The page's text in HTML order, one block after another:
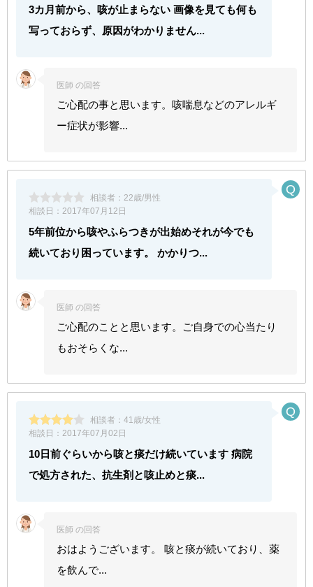
3カ月前から、咳が止まらない 画像を見ても何も
写っておらず、原因がわかりません...
医師 の回答
ご心配の事と思います。咳喘息などのアレルギ
ー症状が影響...
相談者： 22歳/男性
相談日： 2017年07月12日
5年前位から咳やふらつきが出始めそれが今でも
続いており困っています。 かかりつ...
医師 の回答
ご心配のことと思います。ご自身での心当たり
もおそらくな...
相談者： 41歳/女性
相談日： 2017年07月02日
10日前ぐらいから咳と痰だけ続いています 病院
で処方された、抗生剤と咳止めと痰...
医師 の回答
おはようございます。 咳と痰が続いており、薬
を飲んで...